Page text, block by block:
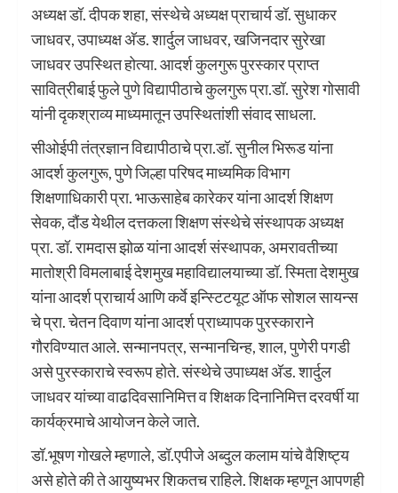
अध्यक्ष डॉ. दीपक शहा, संस्थेचे अध्यक्ष प्राचार्य डॉ. सुधाकर
जाधवर, उपाध्यक्ष अ‍ॅड. शार्दुल जाधवर, खजिनदार सुरेखा
जाधवर उपस्थित होत्या. आदर्श कुलगुरू पुरस्कार प्राप्त
सावित्रीबाई फुले पुणे विद्यापीठाचे कुलगुरू प्रा.डॉ. सुरेश गोसावी
यांनी दृकश्राव्य माध्यमातून उपस्थितांशी संवाद साधला.
सीओईपी तंत्रज्ञान विद्यापीठाचे प्रा.डॉ. सुनील भिरूड यांना
आदर्श कुलगुरू, पुणे जिल्हा परिषद माध्यमिक विभाग
शिक्षणाधिकारी प्रा. भाऊसाहेब कारेकर यांना आदर्श शिक्षण
सेवक, दौंड येथील दत्तकला शिक्षण संस्थेचे संस्थापक अध्यक्ष
प्रा. डॉ. रामदास झोळ यांना आदर्श संस्थापक, अमरावतीच्या
मातोश्री विमलाबाई देशमुख महाविद्यालयाच्या डॉ. स्मिता देशमुख
यांना आदर्श प्राचार्य आणि कर्वे इन्स्टिटयूट ऑफ सोशल सायन्स
चे प्रा. चेतन दिवाण यांना आदर्श प्राध्यापक पुरस्काराने
गौरविण्यात आले. सन्मानपत्र, सन्मानचिन्ह, शाल, पुणेरी पगडी
असे पुरस्काराचे स्वरूप होते. संस्थेचे उपाध्यक्ष अ‍ॅड. शार्दुल
जाधवर यांच्या वाढदिवसानिमित्त व शिक्षक दिनानिमित्त दरवर्षी या
कार्यक्रमाचे आयोजन केले जाते.
डॉ.भूषण गोखले म्हणाले, डॉ.एपीजे अब्दुल कलाम यांचे वैशिष्ट्य
असे होते की ते आयुष्यभर शिकतच राहिले. शिक्षक म्हणून आपणही